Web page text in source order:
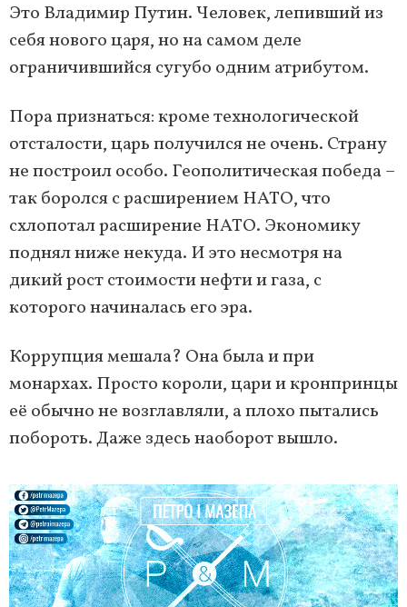
Это Владимир Путин. Человек, лепивший из
себя нового царя, но на самом деле
ограничившийся сугубо одним атрибутом.
Пора признаться: кроме технологической
отсталости, царь получился не очень. Страну
не построил особо. Геополитическая победа –
так боролся с расширением НАТО, что
схлопотал расширение НАТО. Экономику
поднял ниже некуда. И это несмотря на
дикий рост стоимости нефти и газа, с
которого начиналась его эра.
Коррупция мешала? Она была и при
монархах. Просто короли, цари и кронпринцы
её обычно не возглавляли, а плохо пытались
побороть. Даже здесь наоборот вышло.